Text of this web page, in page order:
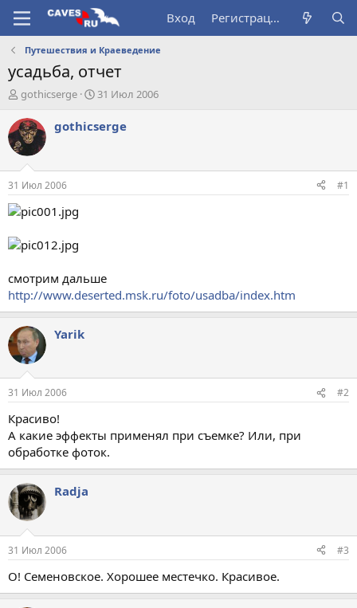
Вход Регистрация
Путешествия и Краеведение
усадьба, отчет
А
т
о
р
т
е
м
ы
gothicserge
Д
т
а
31 Июл 2006
gothicserge
31 Июл 2006 #1
смотрим дальше
http://www.deserted.msk.ru/foto/usadba/index.htm
Yarik
31 Июл 2006 #2
Красиво!
А какие эффекты применял при съемке? Или, при
обработке фоток.
Radja
31 Июл 2006 #3
О! Семеновское. Хорошее местечко. Красивое.